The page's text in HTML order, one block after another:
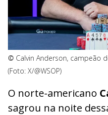
© Calvin Anderson, campeão
(Foto: X/@WSOP)
O norte-americano
sagrou na noite